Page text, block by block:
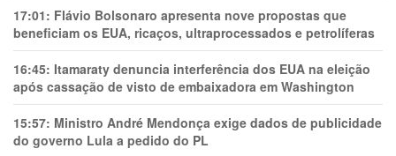
17:01: Flávio Bolsonaro apresenta nove propostas que
beneficiam os EUA, ricaços, ultraprocessados e petrolíferas
16:45: Itamaraty denuncia interferência dos EUA na eleição
após cassação de visto de embaixadora em Washington
15:57: Ministro André Mendonça exige dados de publicidade
do governo Lula a pedido do PL